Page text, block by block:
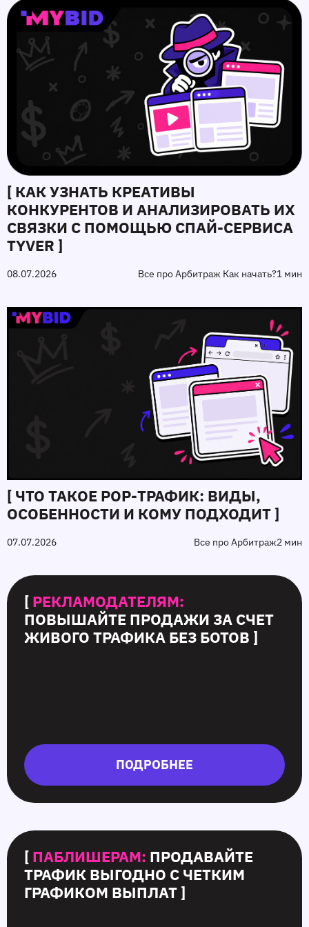
[ КАК УЗНАТЬ КРЕАТИВЫ
КОНКУРЕНТОВ И АНАЛИЗИРОВАТЬ ИХ
СВЯЗКИ С ПОМОЩЬЮ СПАЙ-СЕРВИСА
TYVER ]
08.07.2026 Все про Арбитраж Как начать?1 мин
[ ЧТО ТАКОЕ POP-ТРАФИК: ВИДЫ,
ОСОБЕННОСТИ И КОМУ ПОДХОДИТ ]
07.07.2026 Все про Арбитраж2 мин
[ РЕКЛАМОДАТЕЛЯМ:
ПОВЫШАЙТЕ ПРОДАЖИ ЗА СЧЕТ
ЖИВОГО ТРАФИКА БЕЗ БОТОВ ]
ПОДРОБНЕЕ
[ ПАБЛИШЕРАМ: ПРОДАВАЙТЕ
ТРАФИК ВЫГОДНО С ЧЕТКИМ
ГРАФИКОМ ВЫПЛАТ ]